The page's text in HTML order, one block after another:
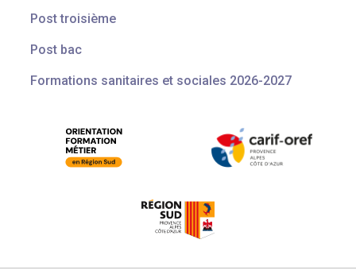
Post troisième
Post bac
Formations sanitaires et sociales 2026-2027